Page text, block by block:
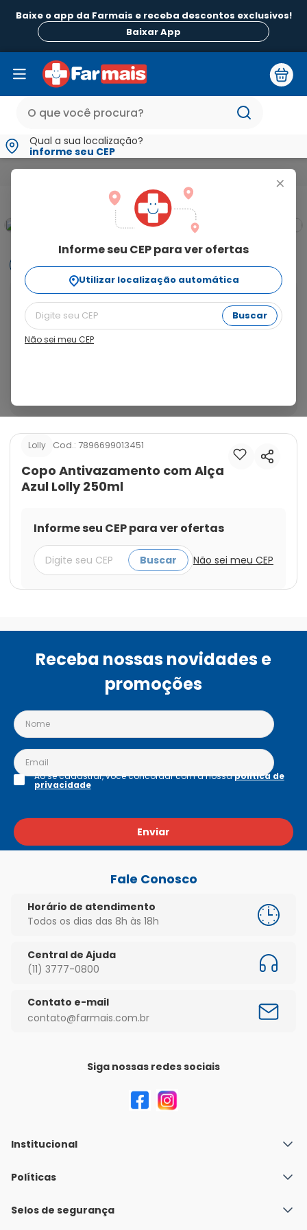
Baixe o app da Farmais e receba descontos exclusivos!
Baixar App
Qual a sua localização?
informe seu CEP
+
Informe seu CEP para ver ofertas
Utilizar localização automática
Buscar
Não sei meu CEP
Informações
O Copo Antivazamento com Alça Zoo Lolly é ideal para
a criança durante a fase de transição da mamadeira
para o copo. Produzido com material atóxico e de alta
resistência, é fácil de manipular e traz segurança
Lolly Cod.: 7896699013451
Copo Antivazamento com Alça
Azul Lolly 250ml
Informe seu CEP para ver ofertas
Buscar Não sei meu CEP
Receba nossas novidades e
promoções
Enviar
Ao se cadastrar, você concordar com a nossapolítica de
privacidade
Fale Conosco
Horário de atendimento
Todos os dias das 8h às 18h
Central de Ajuda
(11) 3777-0800
Contato e-mail
contato@farmais.com.br
Siga nossas redes sociais
Institucional
Quem Somos
Nossas lojas
Políticas
Política de Envio
Selos de segurança